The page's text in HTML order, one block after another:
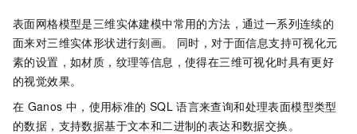
表面网格模型是三维实体建模中常用的方法，通过一系列连续的
面来对三维实体形状进行刻画。 同时，对于面信息支持可视化元
素的设置，如材质，纹理等信息，使得在三维可视化时具有更好
的视觉效果。
在 Ganos 中，使用标准的 SQL 语言来查询和处理表面模型类型
的数据，支持数据基于文本和二进制的表达和数据交换。